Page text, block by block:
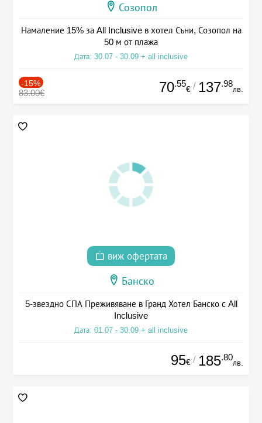
Созопол
Намаление 15% за All Inclusive в хотел Съни, Созопол на
50 м от плажа
Дата: 30.07 - 30.09 + all inclusive
-15%
83.00€ 70.55
€ / 137.98
лв.
виж офертата
Банско
5-звездно СПА Преживяване в Гранд Хотел Банско с All
Inclusive
Дата: 01.07 - 30.09 + all inclusive
95€ / 185.80
лв.